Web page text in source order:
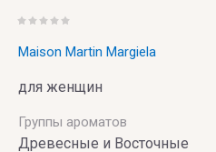
Maison Martin Margiela
для женщин
Группы ароматов
Древесные и Восточные
PARFUMERIE
Camuto